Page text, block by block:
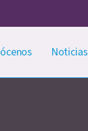
Noticias